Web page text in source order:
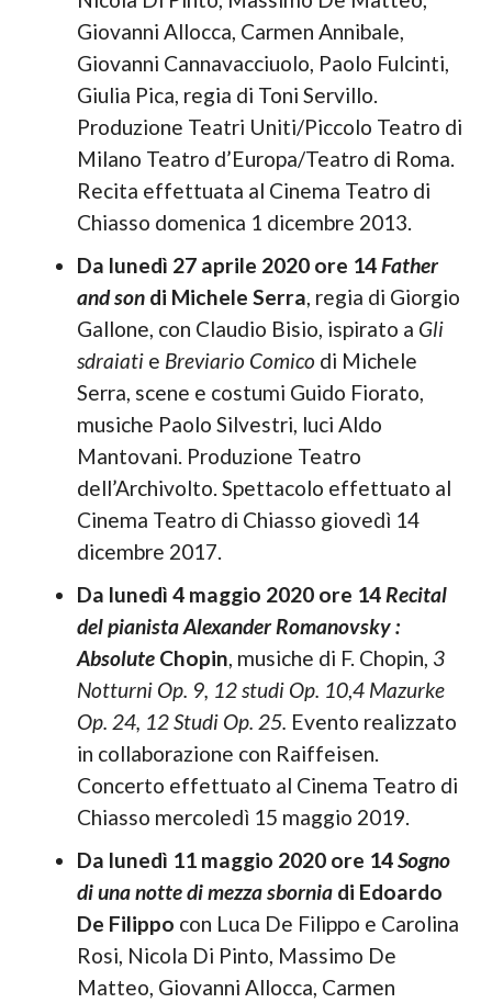
Giovanni Allocca, Carmen Annibale,
Giovanni Cannavacciuolo, Paolo Fulcinti,
Giulia Pica, regia di Toni Servillo.
Produzione Teatri Uniti/Piccolo Teatro di
Milano Teatro d’Europa/Teatro di Roma.
Recita effettuata al Cinema Teatro di
Chiasso domenica 1 dicembre 2013.
Da lunedì 27 aprile 2020 ore 14Father
and son di Michele Serra, regia di Giorgio
Gallone, con Claudio Bisio, ispirato a Gli
sdraiatie Breviario Comico di Michele
Serra, scene e costumi Guido Fiorato,
musiche Paolo Silvestri, luci Aldo
Mantovani. Produzione Teatro
dell’Archivolto. Spettacolo effettuato al
Cinema Teatro di Chiasso giovedì 14
dicembre 2017.
Da lunedì 4 maggio 2020 ore 14 Recital
del pianistaAlexander Romanovsky :
AbsoluteChopin, musiche di F. Chopin, 3
Notturni Op. 9, 12 studi Op. 10,4 Mazurke
Op. 24, 12 Studi Op. 25. Evento realizzato
in collaborazione con Raiffeisen.
Concerto effettuato al Cinema Teatro di
Chiasso mercoledì 15 maggio 2019.
Da lunedì 11 maggio 2020 ore 14Sogno
di una notte di mezza sbornia di Edoardo
De Filippo con Luca De Filippo e Carolina
Rosi, Nicola Di Pinto, Massimo De
Matteo, Giovanni Allocca, Carmen